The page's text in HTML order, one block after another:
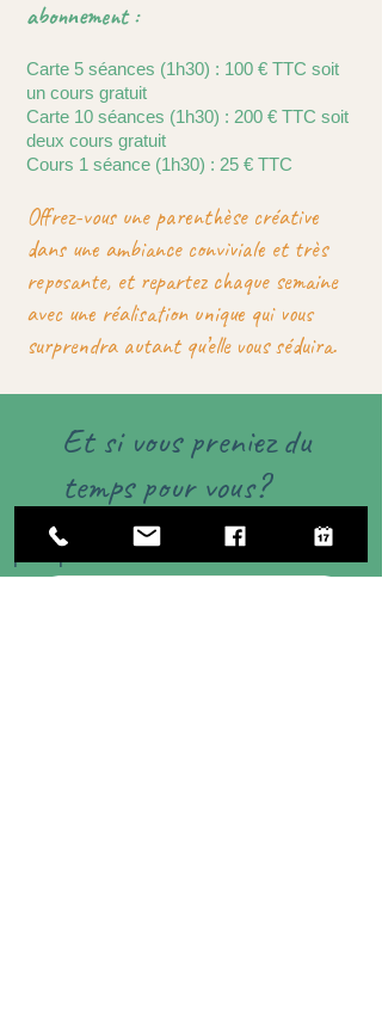
abonnement :
Carte 5 séances (1h30) : 100 € TTC soit
un cours gratuit
Carte 10 séances (1h30) : 200 € TTC soit
deux cours gratuit
Cours 1 séance (1h30) : 25 € TTC
Offrez-vous une parenthèse créative
dans une ambiance conviviale et très
reposante, et repartez chaque semaine
avec une réalisation unique qui vous
surprendra autant qu’elle vous séduira.
Et si vous preniez du
temps pour vous?
Réservez votre place ou contactez-moi